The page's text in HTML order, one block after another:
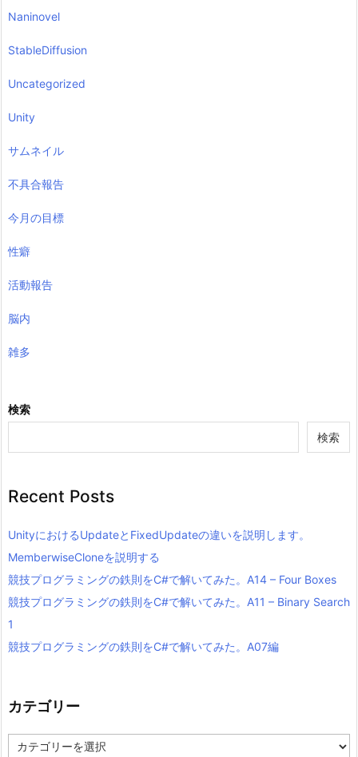
Naninovel
StableDiffusion
Uncategorized
Unity
サムネイル
不具合報告
今月の目標
性癖
活動報告
脳内
雑多
検索
検索
Recent Posts
UnityにおけるUpdateとFixedUpdateの違いを説明します。
MemberwiseCloneを説明する
競技プログラミングの鉄則をC#で解いてみた。A14 – Four Boxes
競技プログラミングの鉄則をC#で解いてみた。A11 – Binary Search
1
競技プログラミングの鉄則をC#で解いてみた。A07編
カテゴリー